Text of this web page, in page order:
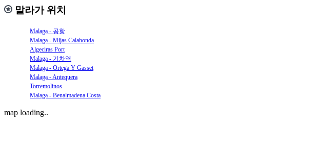
말라가 위치
Malaga - 공항
Malaga - Mijas Calahonda
Algeciras Port
Malaga - 기차역
Malaga - Ortega Y Gasset
Malaga - Antequera
Torremolinos
Malaga - Benalmadena Costa
map loading..